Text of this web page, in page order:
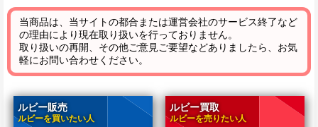
当商品は、当サイトの都合または運営会社のサービス終了など
の理由により現在取り扱いを行っておりません。
取り扱いの再開、その他ご意見ご要望などありましたら、お気
軽にお問い合わせください。
ルビー販売
ルビーを買いたい人
ルビー買取
ルビーを売りたい人